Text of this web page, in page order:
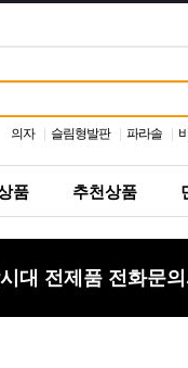
의자 슬림형발판 파라솔
품 추천상품
대 전제품 전화문